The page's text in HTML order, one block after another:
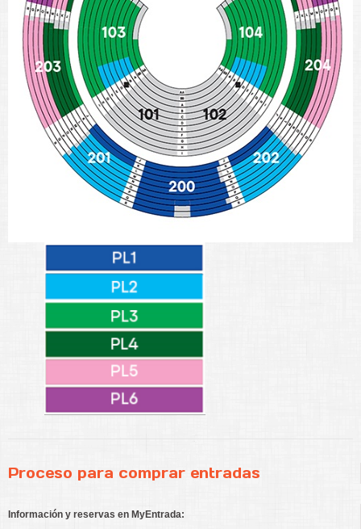
Proceso para comprar entradas
Información y reservas en MyEntrada: